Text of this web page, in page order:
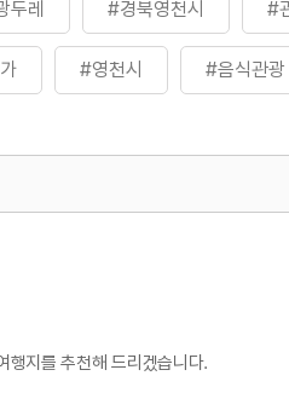
두레 #경북영천시 #
#영천시 #음식관광
행지를 추천해 드리겠습니다.